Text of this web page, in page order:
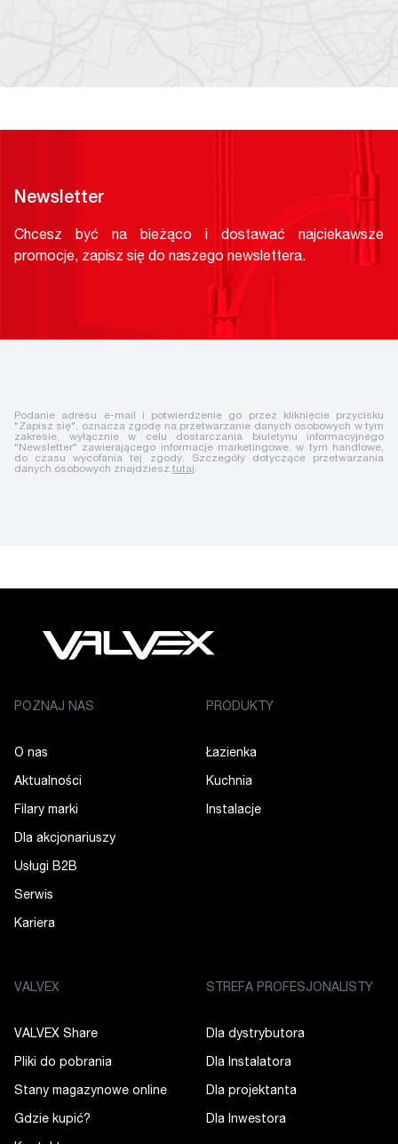
Newsletter
Chcesz być na bieżąco i dostawać najciekawsze
promocje, zapisz się do naszego newslettera.
Podanie adresu e-mail i potwierdzenie go przez kliknięcie przycisku
"Zapisz się", oznacza zgodę na przetwarzanie danych osobowych w tym
zakresie, wyłącznie w celu dostarczania biuletynu informacyjnego
"Newsletter" zawierającego informacje marketingowe, w tym handlowe,
do czasu wycofania tej zgody. Szczegóły dotyczące przetwarzania
danych osobowych znajdziesz tutaj.
POZNAJ NAS
O nas
Aktualności
Filary marki
Dla akcjonariuszy
Usługi B2B
Serwis
Kariera
PRODUKTY
Łazienka
Kuchnia
Instalacje
VALVEX
VALVEX Share
Pliki do pobrania
Stany magazynowe online
Gdzie kupić?
STREFA PROFESJONALISTY
Dla dystrybutora
Dla Instalatora
Dla projektanta
Dla Inwestora